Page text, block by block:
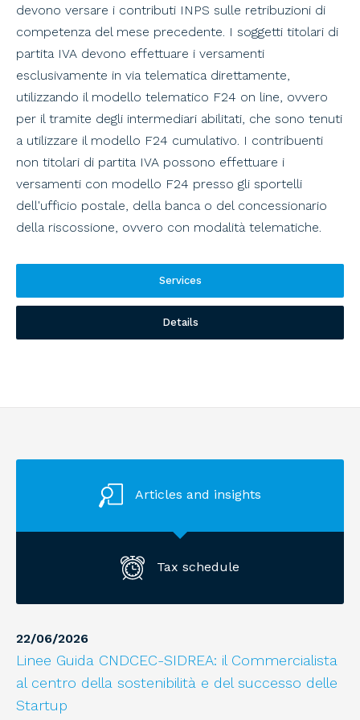
devono versare i contributi INPS sulle retribuzioni di
competenza del mese precedente. I soggetti titolari di
partita IVA devono effettuare i versamenti
esclusivamente in via telematica direttamente,
utilizzando il modello telematico F24 on line, ovvero
per il tramite degli intermediari abilitati, che sono tenuti
a utilizzare il modello F24 cumulativo. I contribuenti
non titolari di partita IVA possono effettuare i
versamenti con modello F24 presso gli sportelli
dell'ufficio postale, della banca o del concessionario
della riscossione, ovvero con modalità telematiche.
Services
Details
Articles and insights
Tax schedule
22/06/2026
Linee Guida CNDCEC-SIDREA: il Commercialista
al centro della sostenibilità e del successo delle
Startup